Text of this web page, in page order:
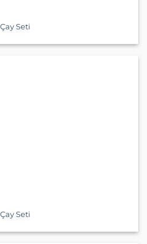
Çay Seti
Çay Seti